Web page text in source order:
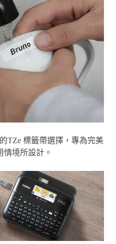
TZe 標籤帶選擇，專為完美
情境所設計。